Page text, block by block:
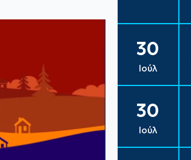
30
Ιούλ
30
Ιούλ